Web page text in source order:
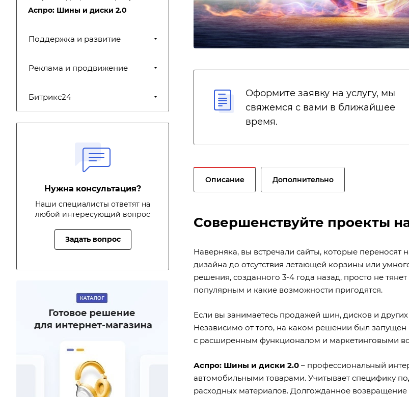
Оформите заявку на услугу, мы
свяжемся с вами в ближайшее
время.
Описание Дополнительно
Совершенствуйте проекты
Наверняка, вы встречали сайты, которые переносят
дизайна до отсутствия летающей корзины или
решения, созданного 3-4 года назад, просто не
популярным и какие возможности пригодятся.
Если вы занимаетесь продажей шин, дисков и
Независимо от того, на каком решении был
с расширенным функционалом и маркетинговыми
Аспро: Шины и диски 2.0 – профессиональный
автомобильными товарами. Учитывает специфику
расходных материалов. Долгожданное возвращение
Аспро: Шины и диски 2.0
Поддержка и развитие
Реклама и продвижение
Битрикс24
Нужна консультация?
Наши специалисты ответят на
любой интересующий вопрос
Задать вопрос